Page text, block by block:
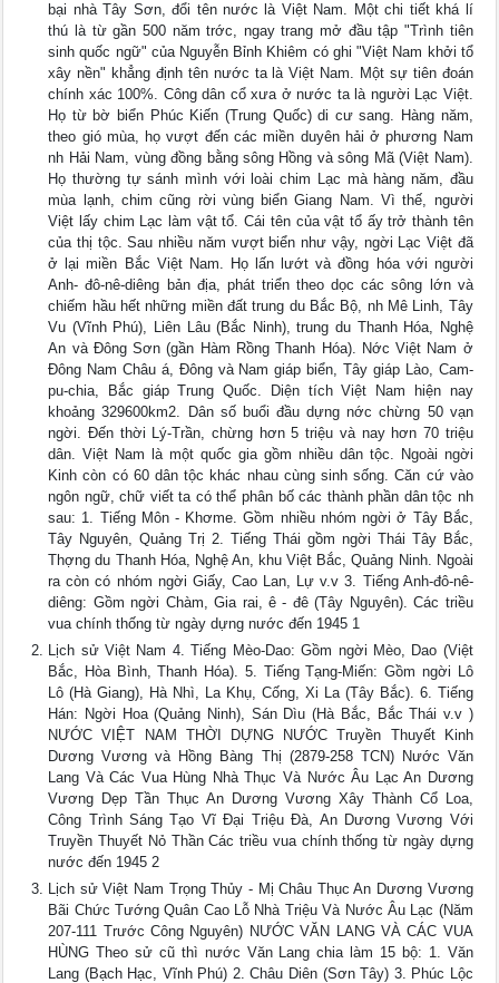
bại nhà Tây Sơn, đổi tên nước là Việt Nam. Một chi tiết khá lí
thú là từ gần 500 năm trớc, ngay trang mở đầu tập "Trình tiên
sinh quốc ngữ" của Nguyễn Bỉnh Khiêm có ghi "Việt Nam khởi tổ
xây nền" khẳng định tên nước ta là Việt Nam. Một sự tiên đoán
chính xác 100%. Công dân cổ xưa ở nước ta là người Lạc Việt.
Họ từ bờ biển Phúc Kiến (Trung Quốc) di cư sang. Hàng năm,
theo gió mùa, họ vượt đến các miền duyên hải ở phương Nam
nh Hải Nam, vùng đồng bằng sông Hồng và sông Mã (Việt Nam).
Họ thường tự sánh mình với loài chim Lạc mà hàng năm, đầu
mùa lạnh, chim cũng rời vùng biển Giang Nam. Vì thế, người
Việt lấy chim Lạc làm vật tổ. Cái tên của vật tổ ấy trở thành tên
của thị tộc. Sau nhiều năm vượt biển như vậy, ngời Lạc Việt đã
ở lại miền Bắc Việt Nam. Họ lấn lướt và đồng hóa với người
Anh- đô-nê-diêng bản địa, phát triển theo dọc các sông lớn và
chiếm hầu hết những miền đất trung du Bắc Bộ, nh Mê Linh, Tây
Vu (Vĩnh Phú), Liên Lâu (Bắc Ninh), trung du Thanh Hóa, Nghệ
An và Đông Sơn (gần Hàm Rồng Thanh Hóa). Nớc Việt Nam ở
Đông Nam Châu á, Đông và Nam giáp biển, Tây giáp Lào, Cam-
pu-chia, Bắc giáp Trung Quốc. Diện tích Việt Nam hiện nay
khoảng 329600km2. Dân số buổi đầu dựng nớc chừng 50 vạn
ngời. Đến thời Lý-Trần, chừng hơn 5 triệu và nay hơn 70 triệu
dân. Việt Nam là một quốc gia gồm nhiều dân tộc. Ngoài ngời
Kinh còn có 60 dân tộc khác nhau cùng sinh sống. Căn cứ vào
ngôn ngữ, chữ viết ta có thể phân bố các thành phần dân tộc nh
sau: 1. Tiếng Môn - Khơme. Gồm nhiều nhóm ngời ở Tây Bắc,
Tây Nguyên, Quảng Trị 2. Tiếng Thái gồm ngời Thái Tây Bắc,
Thợng du Thanh Hóa, Nghệ An, khu Việt Bắc, Quảng Ninh. Ngoài
ra còn có nhóm ngời Giấy, Cao Lan, Lự v.v 3. Tiếng Anh-đô-nê-
diêng: Gồm ngời Chàm, Gia rai, ê - đê (Tây Nguyên). Các triều
vua chính thống từ ngày dựng nước đến 1945 1
Lịch sử Việt Nam 4. Tiếng Mèo-Dao: Gồm ngời Mèo, Dao (Việt
Bắc, Hòa Bình, Thanh Hóa). 5. Tiếng Tạng-Miến: Gồm ngời Lô
Lô (Hà Giang), Hà Nhì, La Khụ, Cống, Xi La (Tây Bắc). 6. Tiếng
Hán: Ngời Hoa (Quảng Ninh), Sán Dìu (Hà Bắc, Bắc Thái v.v )
NƯỚC VIỆT NAM THỜI DỰNG NƯỚC Truyền Thuyết Kinh
Dương Vương và Hồng Bàng Thị (2879-258 TCN) Nước Văn
Lang Và Các Vua Hùng Nhà Thục Và Nước Âu Lạc An Dương
Vương Dẹp Tần Thục An Dương Vương Xây Thành Cổ Loa,
Công Trình Sáng Tạo Vĩ Đại Triệu Đà, An Dương Vương Với
Truyền Thuyết Nỏ Thần Các triều vua chính thống từ ngày dựng
nước đến 1945 2
Lịch sử Việt Nam Trọng Thủy - Mị Châu Thục An Dương Vương
Bãi Chức Tướng Quân Cao Lỗ Nhà Triệu Và Nước Âu Lạc (Năm
207-111 Trước Công Nguyên) NƯỚC VĂN LANG VÀ CÁC VUA
HÙNG Theo sử cũ thì nước Văn Lang chia làm 15 bộ: 1. Văn
Lang (Bạch Hạc, Vĩnh Phú) 2. Châu Diên (Sơn Tây) 3. Phúc Lộc